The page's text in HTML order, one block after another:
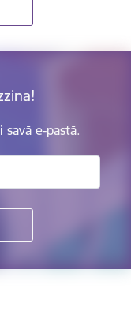
savā e-pastā.